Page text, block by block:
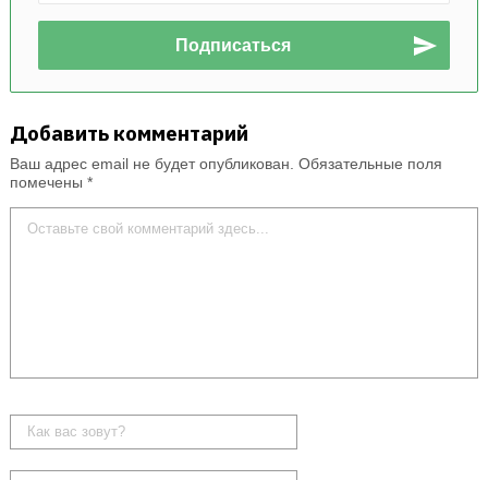
Добавить комментарий
Ваш адрес email не будет опубликован. Обязательные поля
помечены *